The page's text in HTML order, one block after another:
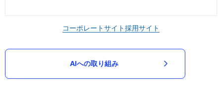
コーポレートサイト採用サイト
AIへの取り組み